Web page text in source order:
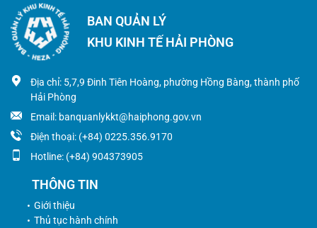
BAN QUẢN LÝ
KHU KINH TẾ HẢI PHÒNG
Địa chỉ: 5,7,9 Đinh Tiên Hoàng, phường Hồng Bàng, thành phố
Hải Phòng
Email: banquanlykkt@haiphong.gov.vn
Điện thoại: (+84) 0225.356.9170
Hotline: (+84) 904373905
THÔNG TIN
Giới thiệu
Thủ tục hành chính